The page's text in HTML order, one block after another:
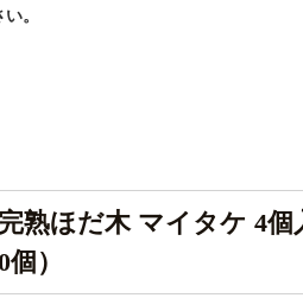
。
完熟ほだ木 マイタケ 4個
個）